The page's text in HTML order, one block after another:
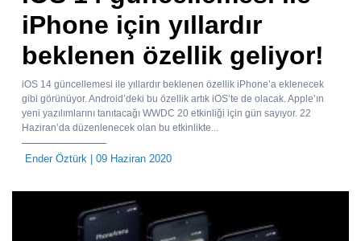
iPhone için yıllardır
beklenen özellik geliyor!
iOS 14 güncellemesi ile yıllardır beklenen özellik iPhone’a eklenecek
gibi görünüyor. Android’deki bu özellik artık iOS’te de olacak. Apple’ın
yeni yazılımlarını tanıtacağı WWDC 20 etkinliği için gün sayıyor. 22
Haziran’da düzenlenecek olan bu etkinlikte...
Ender Öztürk | 09 Haziran 2020